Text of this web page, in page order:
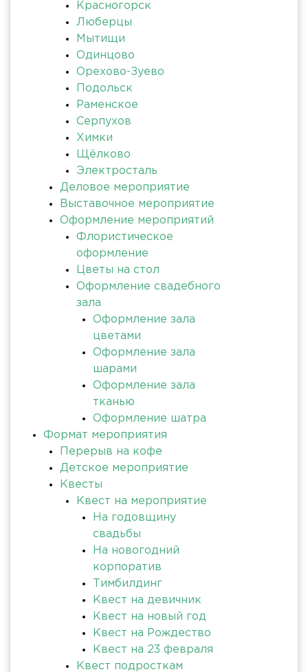
Красногорск
Люберцы
Мытищи
Одинцово
Орехово-Зуево
Подольск
Раменское
Серпухов
Химки
Щёлково
Электросталь
Деловое мероприятие
Выставочное мероприятие
Оформление мероприятий
Флористическое
оформление
Цветы на стол
Оформление свадебного
зала
Оформление зала
цветами
Оформление зала
шарами
Оформление зала
тканью
Оформление шатра
Формат мероприятия
Перерыв на кофе
Детское мероприятие
Квесты
Квест на мероприятие
На годовщину
свадьбы
На новогодний
корпоратив
Тимбилдинг
Квест на девичник
Квест на новый год
Квест на Рождество
Квест на 23 февраля
Квест подросткам